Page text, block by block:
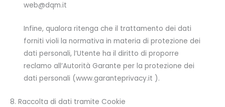
web@dqm.it
Infine, qualora ritenga che il trattamento dei dati
forniti violi la normativa in materia di protezione dei
dati personali, l’Utente ha il diritto di proporre
reclamo all’Autorità Garante per la protezione dei
dati personali (www.garanteprivacy.it ).
8. Raccolta di dati tramite Cookie